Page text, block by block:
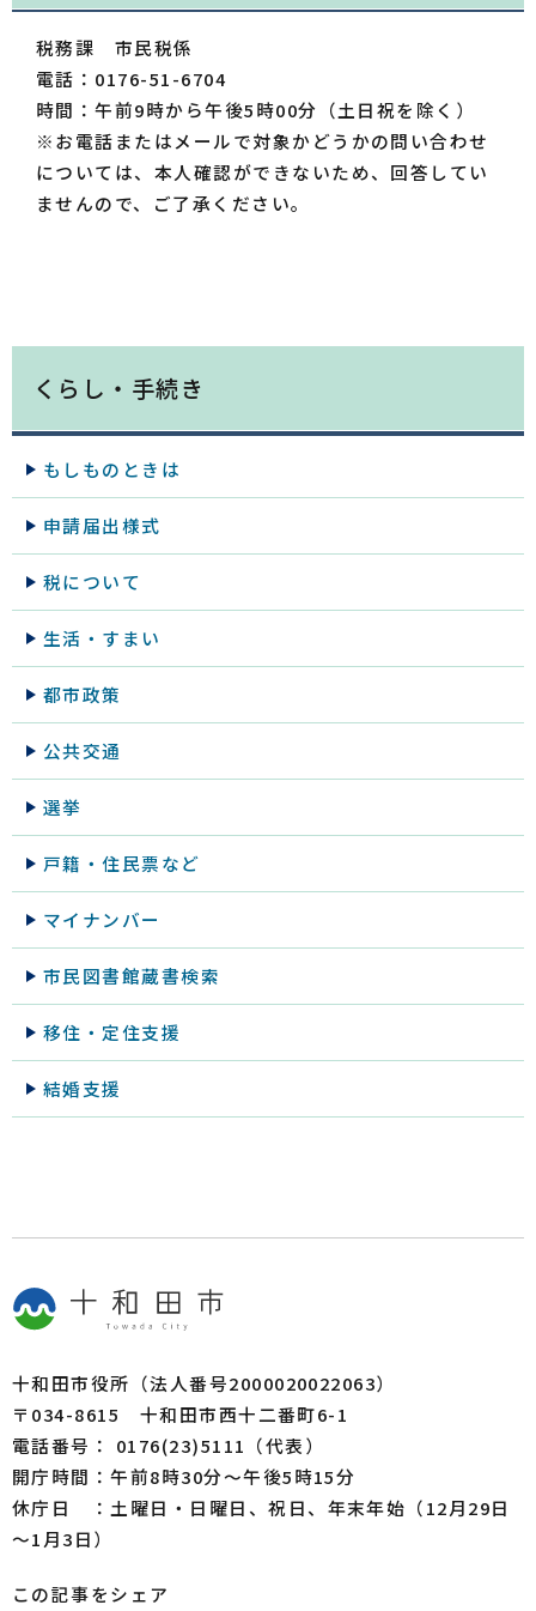
税務課 市民税係
電話：0176-51-6704
時間：午前9時から午後5時00分（土日祝を除く）
※お電話またはメールで対象かどうかの問い合わせ
については、本人確認ができないため、回答してい
ませんので、ご了承ください。
くらし・手続き
もしものときは
申請届出様式
税について
生活・すまい
都市政策
公共交通
選挙
戸籍・住民票など
マイナンバー
市民図書館蔵書検索
移住・定住支援
結婚支援
十和田市役所（法人番号2000020022063）
〒034-8615 十和田市西十二番町6-1
電話番号： 0176(23)5111（代表）
開庁時間：午前8時30分～午後5時15分
休庁日 ：土曜日・日曜日、祝日、年末年始（12月29日
～1月3日）
この記事をシェア